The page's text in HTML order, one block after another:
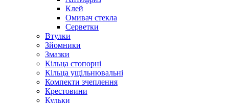
Клей
Омивач стекла
Серветки
Втулки
Зйомники
Змазки
Кільца стопорні
Кільца ущільнювальні
Компекти зчеплення
Крестовини
Кульки